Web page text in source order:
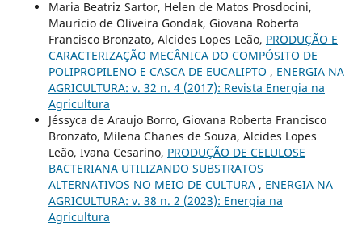
Maria Beatriz Sartor, Helen de Matos Prosdocini,
Maurício de Oliveira Gondak, Giovana Roberta
Francisco Bronzato, Alcides Lopes Leão, PRODUÇÃO E
CARACTERIZAÇÃO MECÂNICA DO COMPÓSITO DE
POLIPROPILENO E CASCA DE EUCALIPTO , ENERGIA NA
AGRICULTURA: v. 32 n. 4 (2017): Revista Energia na
Agricultura
Jéssyca de Araujo Borro, Giovana Roberta Francisco
Bronzato, Milena Chanes de Souza, Alcides Lopes
Leão, Ivana Cesarino, PRODUÇÃO DE CELULOSE
BACTERIANA UTILIZANDO SUBSTRATOS
ALTERNATIVOS NO MEIO DE CULTURA , ENERGIA NA
AGRICULTURA: v. 38 n. 2 (2023): Energia na
Agricultura